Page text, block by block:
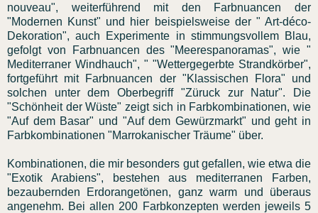
nouveau", weiterführend mit den Farbnuancen der
"Modernen Kunst" und hier beispielsweise der " Art-déco-
Dekoration", auch Experimente in stimmungsvollem Blau,
gefolgt von Farbnuancen des "Meerespanoramas", wie "
Mediterraner Windhauch", " "Wettergegerbte Strandkörber",
fortgeführt mit Farbnuancen der "Klassischen Flora" und
solchen unter dem Oberbegriff "Züruck zur Natur". Die
"Schönheit der Wüste" zeigt sich in Farbkombinationen, wie
"Auf dem Basar" und "Auf dem Gewürzmarkt" und geht in
Farbkombinationen "Marrokanischer Träume" über.
Kombinationen, die mir besonders gut gefallen, wie etwa die
"Exotik Arabiens", bestehen aus mediterranen Farben,
bezaubernden Erdorangetönen, ganz warm und überaus
angenehm. Bei allen 200 Farbkonzepten werden jeweils 5